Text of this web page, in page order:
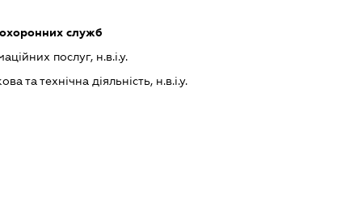
охоронних служб
послуг, н.в.і.у.
та технічна діяльність, н.в.і.у.